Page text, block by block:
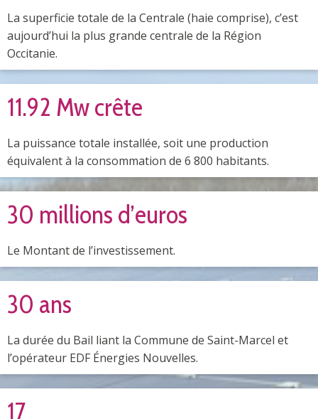
La superficie totale de la Centrale (haie comprise), c’est
aujourd’hui la plus grande centrale de la Région
Occitanie.
11.92 Mw crête
La puissance totale installée, soit une production
équivalent à la consommation de 6 800 habitants.
30 millions d’euros
Le Montant de l’investissement.
30 ans
La durée du Bail liant la Commune de Saint-Marcel et
l’opérateur EDF Énergies Nouvelles.
17